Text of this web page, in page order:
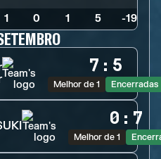
1 0 1 5 -19
7 : 5
Melhor de 1 Encerradas
0 : 7
Melhor de 1